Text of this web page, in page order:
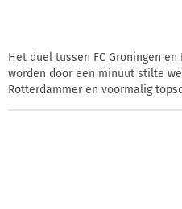
Het duel tussen FC Groningen
worden door een minuut stilte
Rotterdammer en voormalig